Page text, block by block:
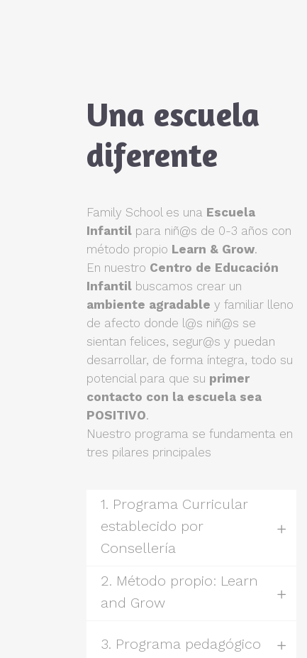
Una escuela
diferente
Family School es una Escuela
Infantil para niñ@s de 0-3 años con
método propio Learn & Grow.
En nuestro Centro de Educación
Infantil buscamos crear un
ambiente agradable y familiar lleno
de afecto donde l@s niñ@s se
sientan felices, segur@s y puedan
desarrollar, de forma íntegra, todo su
potencial para que su primer
contacto con la escuela sea
POSITIVO.
Nuestro programa se fundamenta en
tres pilares principales
1. Programa Curricular
establecido por
Consellería
2. Método propio: Learn
and Grow
3. Programa pedagógico